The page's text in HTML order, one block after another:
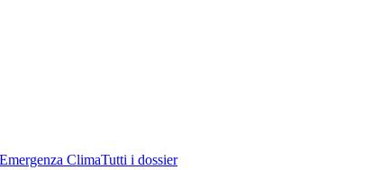
Emergenza ClimaTutti i dossier